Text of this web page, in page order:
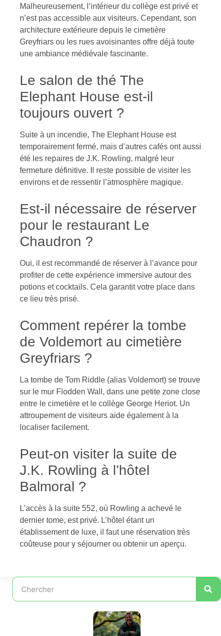
Malheureusement, l’intérieur du collège est privé et
n’est pas accessible aux visiteurs. Cependant, son
architecture extérieure depuis le cimetière
Greyfriars ou les rues avoisinantes offre déjà toute
une ambiance médiévale fascinante.
Le salon de thé The
Elephant House est-il
toujours ouvert ?
Suite à un incendie, The Elephant House est
temporairement fermé, mais d’autres cafés ont aussi
été les repaires de J.K. Rowling, malgré leur
fermeture définitive. Il reste possible de visiter les
environs et de ressentir l’atmosphère magique.
Est-il nécessaire de réserver
pour le restaurant Le
Chaudron ?
Oui, il est recommandé de réserver à l’avance pour
profiter de cette expérience immersive autour des
potions et cocktails. Cela garantit votre place dans
ce lieu très prisé.
Comment repérer la tombe
de Voldemort au cimetière
Greyfriars ?
La tombe de Tom Riddle (alias Voldemort) se trouve
sur le mur Flodden Wall, dans une petite zone close
entre le cimetière et le collège George Heriot. Un
attroupement de visiteurs aide également à la
localiser facilement.
Peut-on visiter la suite de
J.K. Rowling à l’hôtel
Balmoral ?
L’accès à la suite 552, où Rowling a achevé le
dernier tome, est privé. L’hôtel étant un
établissement de luxe, il faut une réservation très
coûteuse pour y séjourner ou obtenir un aperçu.